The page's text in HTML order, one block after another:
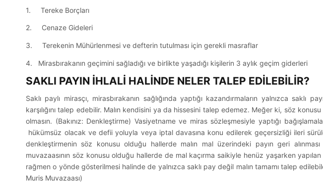
1. Tereke Borçları
2. Cenaze Gideleri
3. Terekenin Mühürlenmesi ve defterin tutulması için gerekli masraflar
4. Mirasbırakanın geçimini sağladığı ve birlikte yaşadığı kişilerin 3 aylık geçim giderleri
SAKLI PAYIN İHLALİ HALİNDE NELER TALEP EDİLEBİLİR?
Saklı paylı mirasçı, mirasbırakanın sağlığında yaptığı kazandırmaların yalnızca saklı
karşılığını talep edebilir. Malın kendisini ya da hissesini talep edemez. Meğer ki, söz konusu
olmasın. (Bakınız: Denkleştirme) Vasiyetname ve miras sözleşmesiyle yaptığı
hükümsüz olacak ve defii yoluyla veya iptal davasına konu edilerek geçersizliği ileri
denkleştirmenin söz konusu olduğu hallerde malın mal üzerindeki payın geri
muvazaasının söz konusu olduğu hallerde de mal kaçırma saikiyle henüz yaşarken yapılan
rağmen o yönde gösterilmesi halinde de yalnızca saklı pay değil malın tamamı talep
Muris Muvazaası)